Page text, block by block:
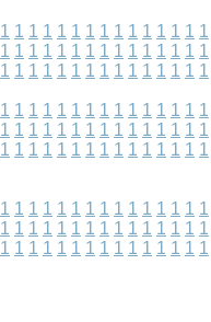
1 1 1 1 1 1 1 1 1 1 1 1 1 1 1
1 1 1 1 1 1 1 1 1 1 1 1 1 1 1
1 1 1 1 1 1 1 1 1 1 1 1 1 1 1
1 1 1 1 1 1 1 1 1 1 1 1 1 1 1
1 1 1 1 1 1 1 1 1 1 1 1 1 1 1
1 1 1 1 1 1 1 1 1 1 1 1 1 1 1
1 1 1 1 1 1 1 1 1 1 1 1 1 1 1
1 1 1 1 1 1 1 1 1 1 1 1 1 1 1
1 1 1 1 1 1 1 1 1 1 1 1 1 1 1